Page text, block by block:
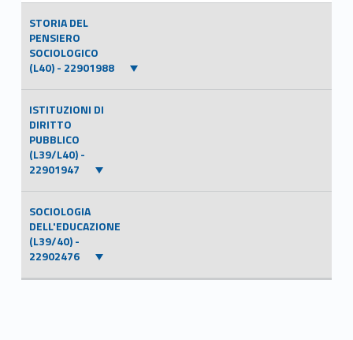
STORIA DEL
PENSIERO
SOCIOLOGICO
(L40) - 22901988
ISTITUZIONI DI
DIRITTO
PUBBLICO
(L39/L40) -
22901947
SOCIOLOGIA
DELL'EDUCAZIONE
(L39/40) -
22902476